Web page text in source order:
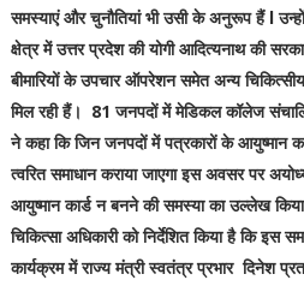
समस्याएं और चुनौतियां भी उसी के अनुरूप हैं l
क्षेत्र में उत्तर प्रदेश की योगी आदित्यनाथ की
बीमारियों के उपचार ऑपरेशन समेत अन्य
मिल रही हैं। 81 जनपदों में मेडिकल कॉलेज
ने कहा कि जिन जनपदों में पत्रकारों के आयुष्मान
त्वरित समाधान कराया जाएगा इस अवसर पर
आयुष्मान कार्ड न बनने की समस्या का उल्लेख
चिकित्सा अधिकारी को निर्देशित किया है कि इस
कार्यक्रम में राज्य मंत्री स्वतंत्र प्रभार दिनेश